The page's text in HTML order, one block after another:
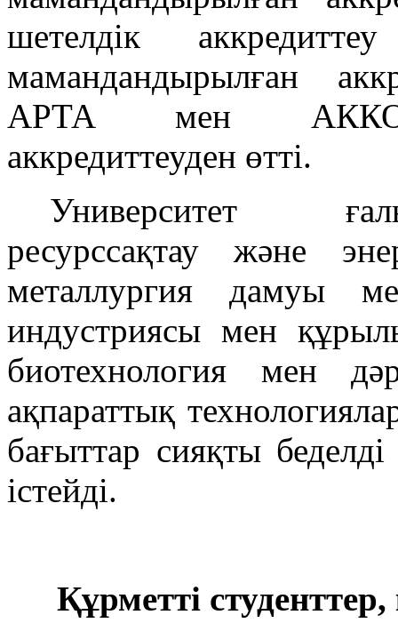
шетелдік
мамандандырылған
АРТА мен
аккредиттеуден өтті.
Университет
ресурссақтау және
металлургия дамуы
индустриясы мен
биотехнология мен
ақпараттық
бағыттар сияқты
істейді.
Құрметті